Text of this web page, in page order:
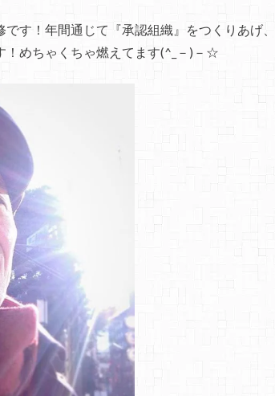
す！年間通じて『承認組織』をつくりあげ、
！めちゃくちゃ燃えてます(^_－)－☆